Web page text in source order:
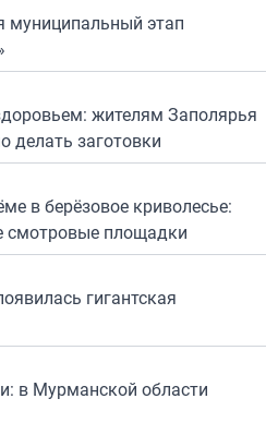
муниципальный этап
жителям Заполярья
делать заготовки
в берёзовое криволесье:
смотровые площадки
гигантская
в Мурманской области